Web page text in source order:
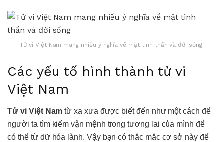
Tử vi Việt Nam mang nhiều ý nghĩa về mặt tinh thần và đời sống
Các yếu tố hình thành tử vi
Việt Nam
Tử vi Việt Nam từ xa xưa được biết đến như một cách để
người ta tìm kiếm vận mệnh trong tương lai của mình để
có thể từ dữ hóa lành. Vậy bạn có thắc mắc cơ sở này để